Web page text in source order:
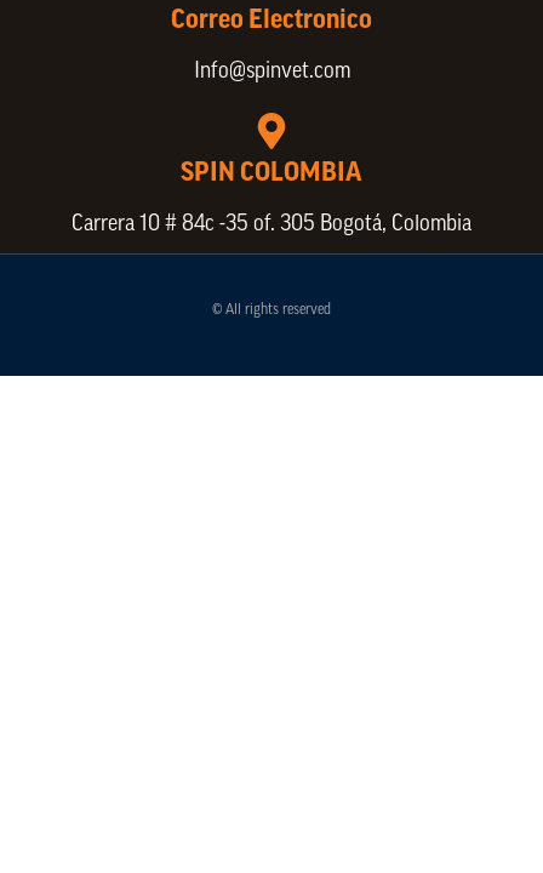
Correo Electronico
Info@spinvet.com
SPIN COLOMBIA
Carrera 10 # 84c -35 of. 305 Bogotá, Colombia
© All rights reserved